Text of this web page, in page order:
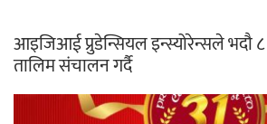
आइजिआई प्रुडेन्सियल इन्स्योरेन्सले भदौ
तालिम संचालन गर्दै